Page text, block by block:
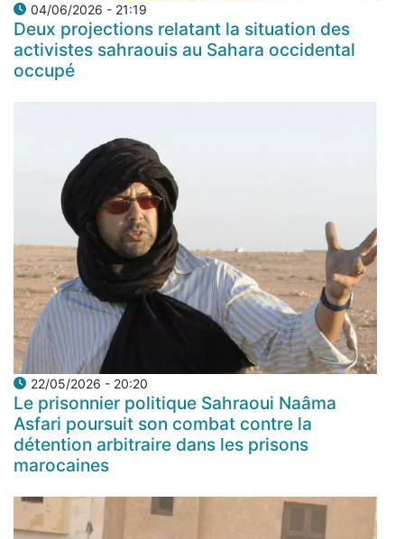
04/06/2026 - 21:19
Deux projections relatant la situation des
activistes sahraouis au Sahara occidental
occupé
22/05/2026 - 20:20
Le prisonnier politique Sahraoui Naâma
Asfari poursuit son combat contre la
détention arbitraire dans les prisons
marocaines